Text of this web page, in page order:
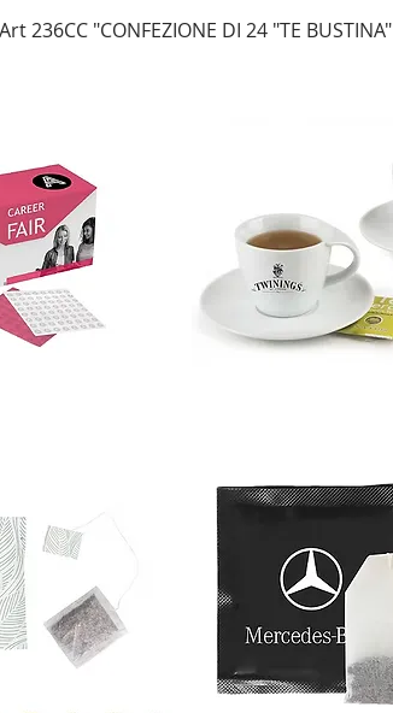
Art 236CC "CONFEZIONE DI 24 "TE BUSTINA"